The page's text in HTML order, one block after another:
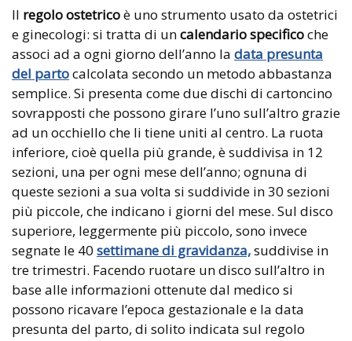
Il regolo ostetricoè uno strumento usato da ostetrici
e ginecologi: si tratta di uncalendario specificoche
associ ad a ogni giorno dell’anno la data presunta
del partocalcolata secondo un metodo abbastanza
semplice. Si presenta come due dischi di cartoncino
sovrapposti che possono girare l’uno sull’altro grazie
ad un occhiello che li tiene uniti al centro. La ruota
inferiore, cioè quella più grande, è suddivisa in 12
sezioni, una per ogni mese dell’anno; ognuna di
queste sezioni a sua volta si suddivide in 30 sezioni
più piccole, che indicano i giorni del mese. Sul disco
superiore, leggermente più piccolo, sono invece
segnate le 40 settimane di gravidanza,suddivise in
tre trimestri. Facendo ruotare un disco sull’altro in
base alle informazioni ottenute dal medico si
possono ricavare l’epoca gestazionale e la data
presunta del parto, di solito indicata sul regolo